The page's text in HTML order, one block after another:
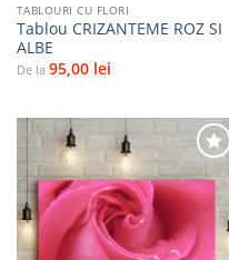
TABLOURI CU FLORI
Tablou CRIZANTEME ROZ SI
ALBE
De la 95,00 lei
Adaugă
favorite